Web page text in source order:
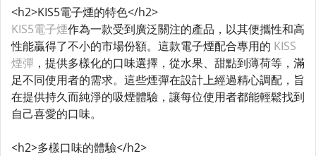
<h2>KIS5電子煙的特色</h2>
KIS5電子煙作為一款受到廣泛關注的產品，以其便攜性和高
性能贏得了不小的市場份額。這款電子煙配合專用的 KISS
煙彈 ，提供多樣化的口味選擇，從水果、甜點到薄荷等，滿
足不同使用者的需求。這些煙彈在設計上經過精心調配，旨
在提供持久而純淨的吸煙體驗，讓每位使用者都能輕鬆找到
自己喜愛的口味。
<h2>多樣口味的體驗</h2>